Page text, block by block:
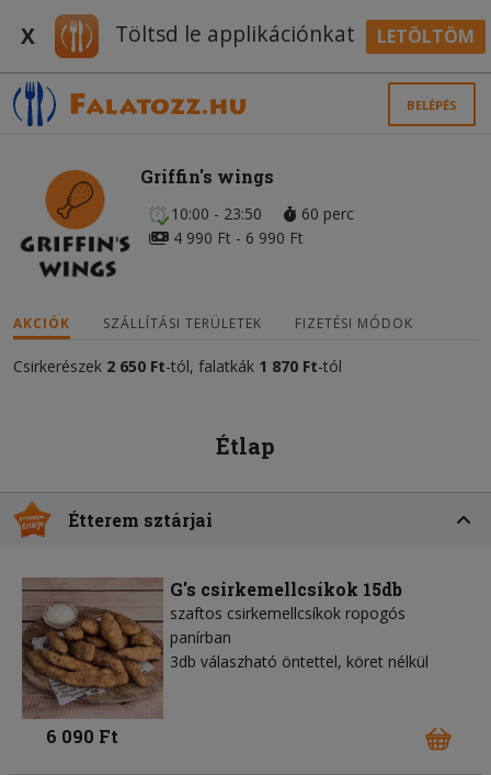
X Töltsd le applikációnkat LETÖLTÖM
BELÉPÉS
Griffin's wings
10:00 - 23:50
60 perc
4 990 Ft - 6 990 Ft
AKCIÓK SZÁLLÍTÁSI TERÜLETEK FIZETÉSI MÓDOK
Csirkerészek 2 650 Ft-tól, falatkák 1 870 Ft-tól
Étlap
Étterem sztárjai
G's csirkemellcsíkok 15db
szaftos csirkemellcsíkok ropogós
panírban
3db válaszható öntettel, köret nélkül
6 090 Ft